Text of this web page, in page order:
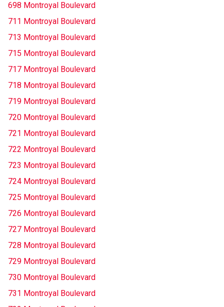
698 Montroyal Boulevard
711 Montroyal Boulevard
713 Montroyal Boulevard
715 Montroyal Boulevard
717 Montroyal Boulevard
718 Montroyal Boulevard
719 Montroyal Boulevard
720 Montroyal Boulevard
721 Montroyal Boulevard
722 Montroyal Boulevard
723 Montroyal Boulevard
724 Montroyal Boulevard
725 Montroyal Boulevard
726 Montroyal Boulevard
727 Montroyal Boulevard
728 Montroyal Boulevard
729 Montroyal Boulevard
730 Montroyal Boulevard
731 Montroyal Boulevard